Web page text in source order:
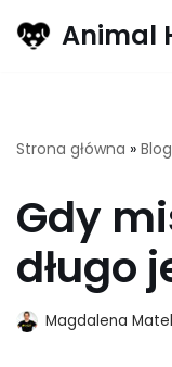
Animal
Strona główna » Blog
Gdy
długo
Magdalena